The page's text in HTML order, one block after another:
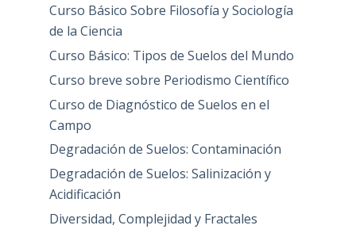
Curso Básico Sobre Filosofía y Sociología
de la Ciencia
Curso Básico: Tipos de Suelos del Mundo
Curso breve sobre Periodismo Científico
Curso de Diagnóstico de Suelos en el
Campo
Degradación de Suelos: Contaminación
Degradación de Suelos: Salinización y
Acidificación
Diversidad, Complejidad y Fractales